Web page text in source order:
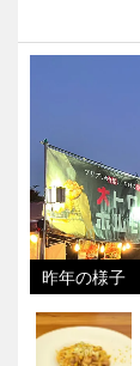
昨年の様子